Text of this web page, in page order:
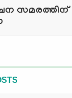
സമരത്തിന്